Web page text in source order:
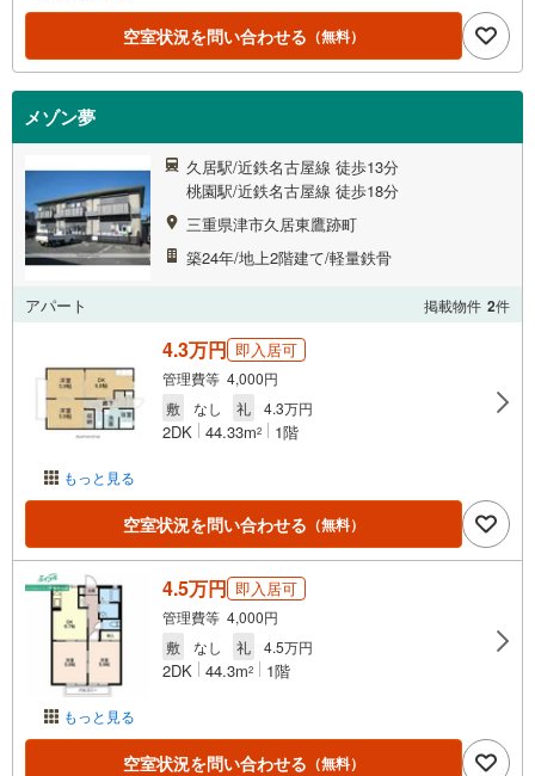
空室状況を問い合わせる （無料）
メゾン夢
久居駅/近鉄名古屋線 徒歩13分
桃園駅/近鉄名古屋線 徒歩18分
三重県津市久居東鷹跡町
築24年/地上2階建て/軽量鉄骨
アパート 掲載物件 2件
もっと見る
4.3万円 即入居可
管理費等 4,000円
敷
なし 礼 4.3万円
2DK 44.33m2 1階
空室状況を問い合わせる （無料）
もっと見る
4.5万円 即入居可
管理費等 4,000円
敷
なし 礼 4.5万円
2DK 44.3m2 1階
空室状況を問い合わせる （無料）